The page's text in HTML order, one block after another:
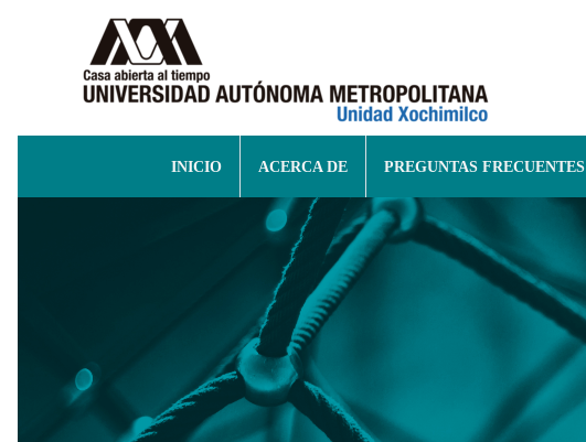
INICIO ACERCA DE PREGUNTAS FRECUENTES